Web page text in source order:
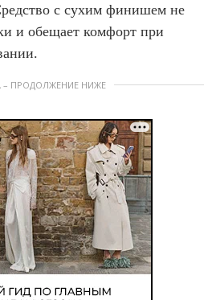
с сухим финишем не
и обещает комфорт при
– ПРОДОЛЖЕНИЕ НИЖЕ